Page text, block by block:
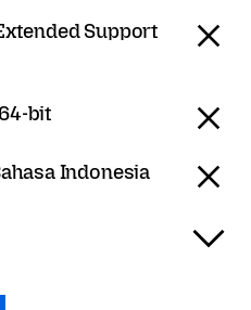
Support
bit
Indonesia